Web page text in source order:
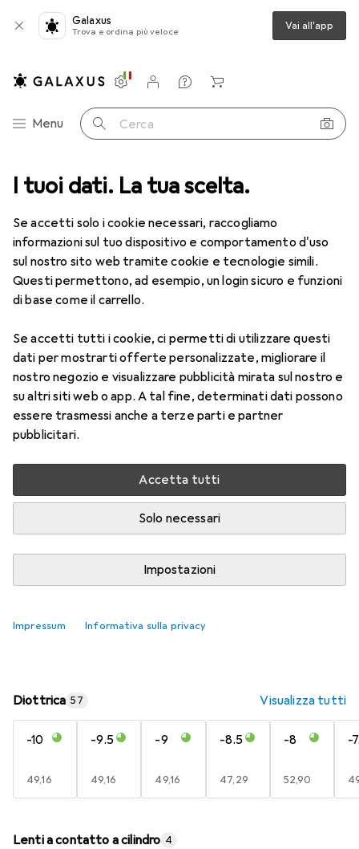
I tuoi dati. La tua scelta.
Se accetti solo i cookie necessari, raccogliamo
informazioni sul tuo dispositivo e comportamento d'uso
sul nostro sito web tramite cookie e tecnologie simili.
Questi permettono, ad esempio, un login sicuro e funzioni
di base come il carrello.
Se accetti tutti i cookie, ci permetti di utilizzare questi
dati per mostrarti offerte personalizzate, migliorare il
nostro negozio e visualizzare pubblicità mirata sul nostro e
su altri siti web o app. A tal fine, determinati dati possono
essere trasmessi anche a terze parti e partner
pubblicitari.
Accetta tutti
Solo necessari
Impostazioni
Impressum Informativa sulla privacy
Galaxus
Trova e ordina più veloce Vai all'app
Categoria Navigazione
Menu Cerca
Impostazioni
Conto cliente
Liste di confronto
Liste dei desideri
Carrello
Lenti a contatto Air Optix più HydraGlyde per l'astigmatismo
1 Immagine
Air Optix più HydraGlyde per
-1, Obiettivo mensile, 6 pz., Torico
Prezzo in EUR IVA incl.
EUR
53,58 EUR
8,93/1pz.
Consegna tra lun, 17/8 e mer, 19/8
Più di 10 pezzi in stock presso il fornitore
Aggiungi al carrello
Diottrica 57 Visualizza tutti
-10
EUR
49,16
-9.5
EUR
49,16
-9
EUR
49,16
-8.5
EUR
47,29
-8
EUR
52,90
-
Lenti a contatto a cilindro 4